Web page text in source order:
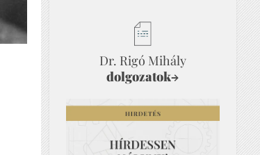
Dr. Rigó Mihály
dolgozatok→